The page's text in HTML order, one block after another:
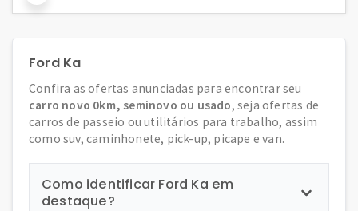
Ford Ka
Confira as ofertas anunciadas para encontrar seu
carro novo 0km, seminovo ou usado, seja ofertas de
carros de passeio ou utilitários para trabalho, assim
como suv, caminhonete, pick-up, picape e van.
Como identificar Ford Ka em
destaque?